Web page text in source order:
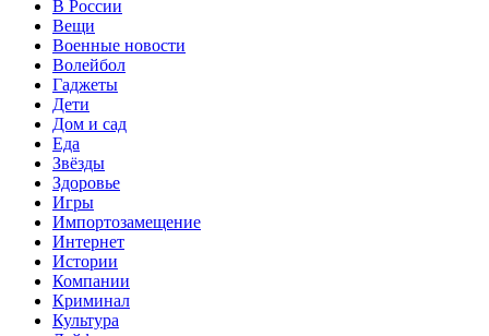
В России
Вещи
Военные новости
Волейбол
Гаджеты
Дети
Дом и сад
Еда
Звёзды
Здоровье
Игры
Импортозамещение
Интернет
Истории
Компании
Криминал
Культура